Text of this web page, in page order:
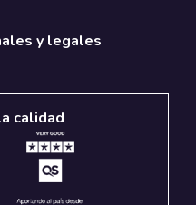
y legales
calidad